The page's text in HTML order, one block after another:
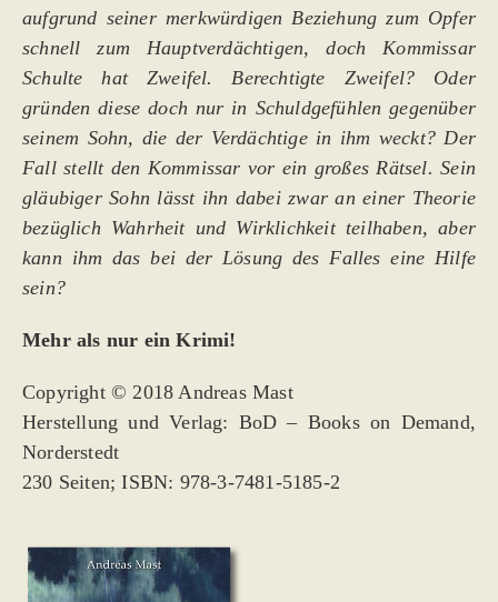
aufgrund seiner merkwürdigen Beziehung zum Opfer
schnell zum Hauptverdächtigen, doch Kommissar
Schulte hat Zweifel. Berechtigte Zweifel? Oder
gründen diese doch nur in Schuldgefühlen gegenüber
seinem Sohn, die der Verdächtige in ihm weckt? Der
Fall stellt den Kommissar vor ein großes Rätsel. Sein
gläubiger Sohn lässt ihn dabei zwar an einer Theorie
bezüglich Wahrheit und Wirklichkeit teilhaben, aber
kann ihm das bei der Lösung des Falles eine Hilfe
sein?
Mehr als nur ein Krimi!
Copyright © 2018 Andreas Mast
Herstellung und Verlag: BoD – Books on Demand,
Norderstedt
230 Seiten; ISBN: 978-3-7481-5185-2